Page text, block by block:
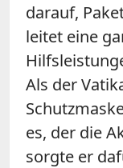
darauf,
leitet eine
Als der
es, der die
sorgte er